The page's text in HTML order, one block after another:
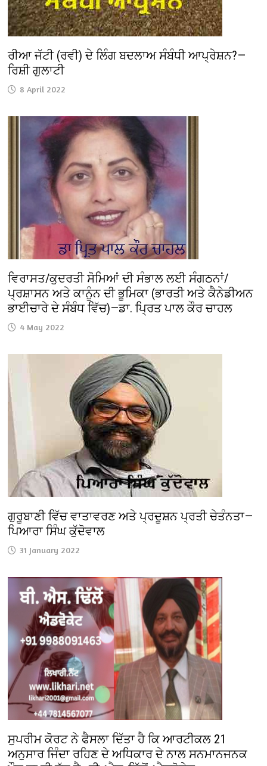
ਰੀਆ ਜੱਟੀ (ਰਵੀ) ਦੇ ਲਿੰਗ ਬਦਲਾਅ ਸੰਬੰਧੀ ਆਪ੍ਰੇਸ਼ਨ?—
ਰਿਸ਼ੀ ਗੁਲਾਟੀ
8 April 2022
ਵਿਰਾਸਤ/ਕੁਦਰਤੀ ਸੋਮਿਆਂ ਦੀ ਸੰਭਾਲ ਲਈ ਸੰਗਠਨਾਂ/
ਪ੍ਰਸ਼ਾਸਨ ਅਤੇ ਕਾਨੂੰਨ ਦੀ ਭੂਮਿਕਾ (ਭਾਰਤੀ ਅਤੇ ਕੈਨੇਡੀਅਨ
ਭਾਈਚਾਰੇ ਦੇ ਸੰਬੰਧ ਵਿੱਚ)—ਡਾ. ਪ੍ਰਿਤ ਪਾਲ ਕੌਰ ਚਾਹਲ
4 May 2022
ਗੁਰੂਬਾਣੀ ਵਿੱਚ ਵਾਤਾਵਰਣ ਅਤੇ ਪ੍ਰਦੂਸ਼ਨ ਪ੍ਰਤੀ ਚੇਤੰਨਤਾ—
ਪਿਆਰਾ ਸਿੰਘ ਕੁੱਦੋਵਾਲ
31 January 2022
ਸੁਪਰੀਮ ਕੋਰਟ ਨੇ ਫੈਸਲਾ ਦਿੱਤਾ ਹੈ ਕਿ ਆਰਟੀਕਲ 21
ਅਨੁਸਾਰ ਜਿੰਦਾ ਰਹਿਣ ਦੇ ਅਧਿਕਾਰ ਦੇ ਨਾਲ ਸਨਮਾਨਜਨਕ